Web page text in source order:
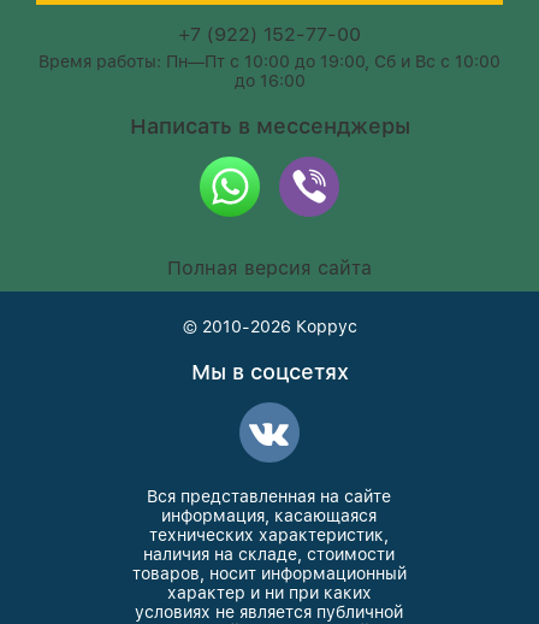
+7 (922) 152-77-00
Время работы: Пн—Пт с 10:00 до 19:00, Сб и Вс с 10:00
до 16:00
Написать в мессенджеры
Полная версия сайта
© 2010-2026 Коррус
Мы в соцсетях
Вся представленная на сайте
информация, касающаяся
технических характеристик,
наличия на складе, стоимости
товаров, носит информационный
характер и ни при каких
условиях не является публичной